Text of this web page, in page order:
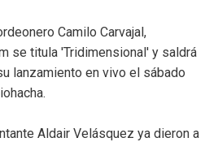
Camilo Carvajal,
se titula 'Tridimensional' y saldrá
lanzamiento en vivo el sábado
Aldair Velásquez ya dieron a